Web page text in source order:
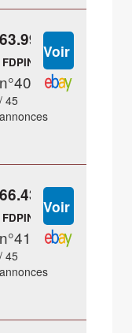
63.99 €
FDPIN
n°40
/ 45
annonces
66.43 €
FDPIN
n°41
/ 45
annonces